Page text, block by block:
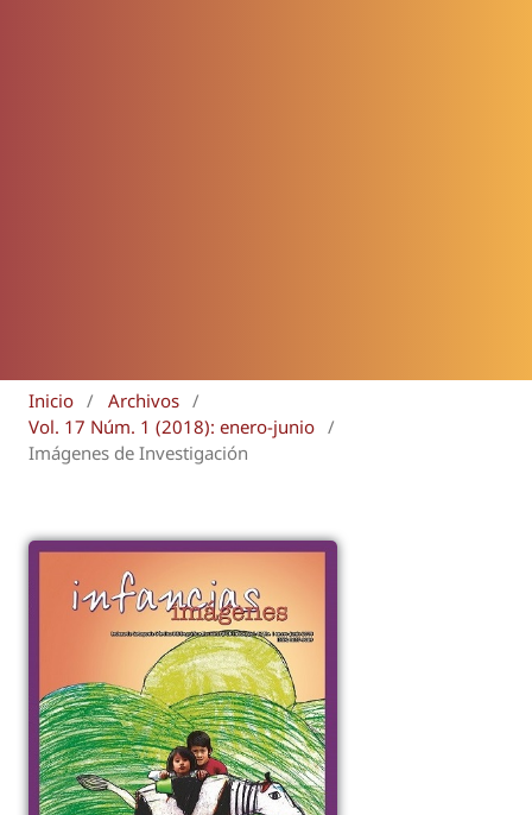
Inicio / Archivos /
Vol. 17 Núm. 1 (2018): enero-junio /
Imágenes de Investigación